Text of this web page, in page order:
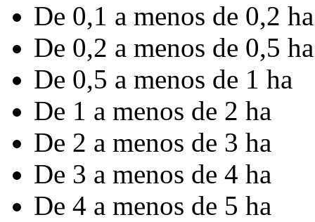
De 0,1 a menos de 0,2 ha
De 0,2 a menos de 0,5 ha
De 0,5 a menos de 1 ha
De 1 a menos de 2 ha
De 2 a menos de 3 ha
De 3 a menos de 4 ha
De 4 a menos de 5 ha